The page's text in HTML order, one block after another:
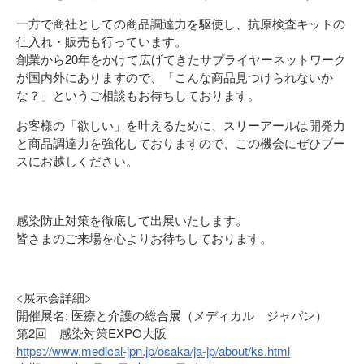
一方で商社としての商品調達力を駆使し、抗原検査キットの
仕入れ・販売も行っています。
創業から20年をかけて広げてきたサプライヤーネットワーク
が国内外にありますので、「こんな商品見つけられないか
な？」というご相談もお待ちしております。
お客様の「欲しい」を叶えるために、スリーアールは開発力
と商品調達力を強化しておりますので、この機会にぜひブー
スにお越しください。
感染防止対策を徹底して出展いたします。
皆さまのご来場を心よりお待ちしております。
<展示会詳細>
開催展名: 医療と介護の総合展（メディカル ジャパン）
第2回 感染対策EXPO大阪
https://www.medical-jpn.jp/osaka/ja-jp/about/ks.html